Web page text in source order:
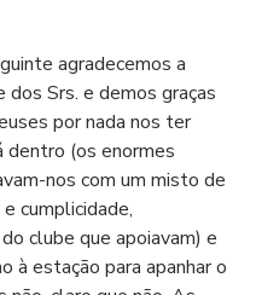
agradecemos a
dos Srs. e demos graças
por nada nos ter
dentro (os enormes
nos com um misto de
cumplicidade,
clube que apoiavam) e
à estação para apanhar o